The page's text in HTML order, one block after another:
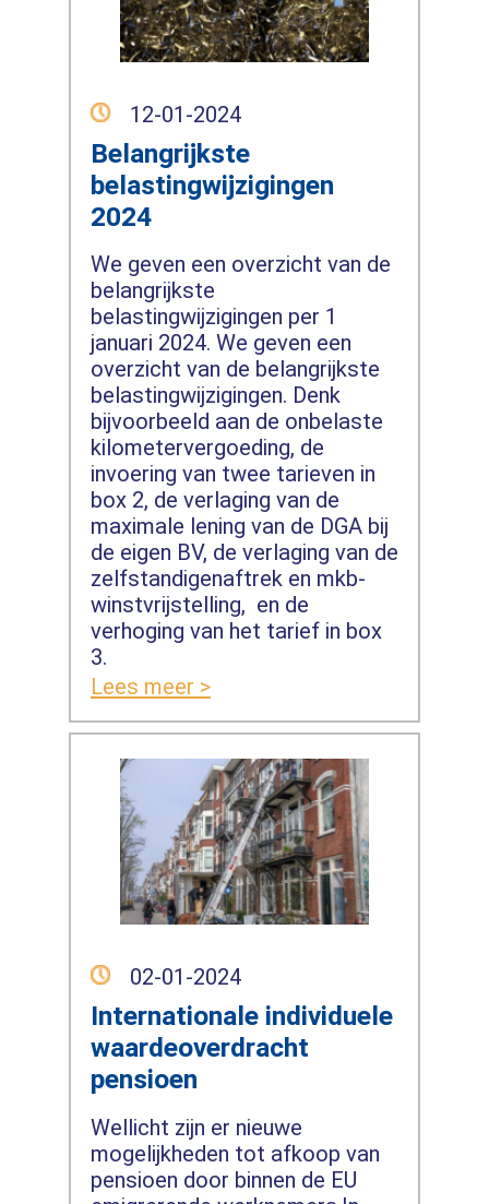
12-01-2024
Belangrijkste
belastingwijzigingen
2024
We geven een overzicht van de
belangrijkste
belastingwijzigingen per 1
januari 2024. We geven een
overzicht van de belangrijkste
belastingwijzigingen. Denk
bijvoorbeeld aan de onbelaste
kilometervergoeding, de
invoering van twee tarieven in
box 2, de verlaging van de
maximale lening van de DGA bij
de eigen BV, de verlaging van de
zelfstandigenaftrek en mkb-
winstvrijstelling, en de
verhoging van het tarief in box
3.
Lees meer >
02-01-2024
Internationale individuele
waardeoverdracht
pensioen
Wellicht zijn er nieuwe
mogelijkheden tot afkoop van
pensioen door binnen de EU